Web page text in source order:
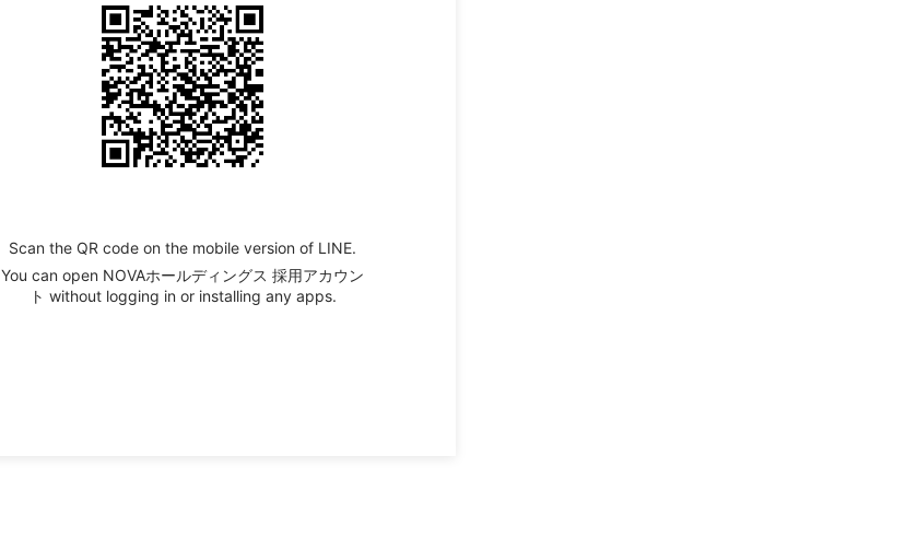
Scan the QR code on the mobile version of LINE.
You can open NOVAホールディングス 採用アカウン
ト without logging in or installing any apps.